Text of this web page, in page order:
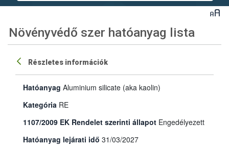
Növényvédő szer hatóanyag lista
Részletes információk
Hatóanyag Aluminium silicate (aka kaolin)
Kategória RE
1107/2009 EK Rendelet szerinti állapot Engedélyezett
Hatóanyag lejárati idő 31/03/2027